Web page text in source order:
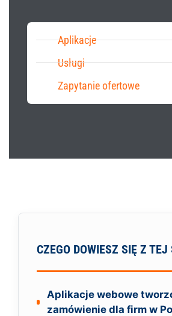
Aplikacje
Usługi
Zapytanie ofertowe
CZEGO DOWIESZ SIĘ Z TEJ
Aplikacje webowe
zamówienie dla firm w